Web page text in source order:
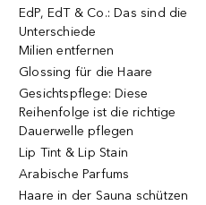
EdP, EdT & Co.: Das sind die
Unterschiede
Milien entfernen
Glossing für die Haare
Gesichtspflege: Diese
Reihenfolge ist die richtige
Dauerwelle pflegen
Lip Tint & Lip Stain
Arabische Parfums
Haare in der Sauna schützen